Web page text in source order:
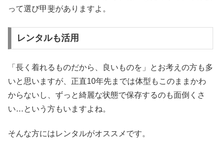
って選び甲斐がありますよ。
レンタルも活用
「長く着れるものだから、良いものを」とお考えの方も多
いと思いますが、正直10年先までは体型もこのままかわ
からないし、ずっと綺麗な状態で保存するのも面倒くさ
い…という方もいますよね。
そんな方にはレンタルがオススメです。